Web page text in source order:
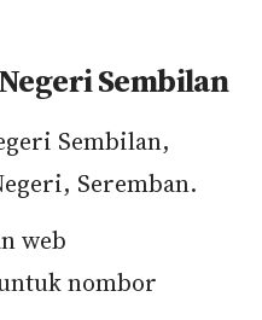
Sembilan
Sembilan,
Seremban.
web
nombor